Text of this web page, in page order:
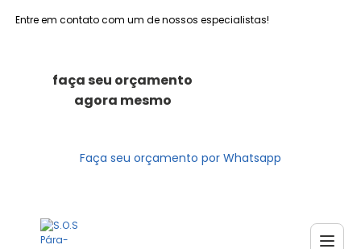
Entre em contato com um de nossos especialistas!
faça seu orçamento
agora mesmo
Faça seu orçamento por Whatsapp